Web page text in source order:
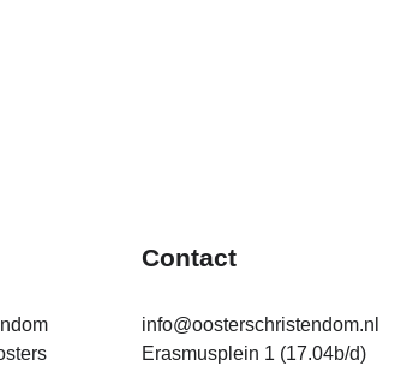
Contact
info@oosterschristendom.nl
Erasmusplein 1 (17.04b/d)